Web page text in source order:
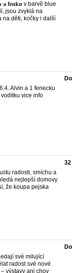
𝐚 𝐟𝐞𝐧𝐤𝐮 v barvě blue
jsou zvyklá na
na děti, kočky i další
Alvin a 1 fenecku
info
radosti, smíchu a
nejlepší domovy
že koupa pejska
své milující
radost své nové
výstavy ani chov